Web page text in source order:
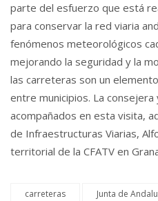
parte del esfuerzo que está
para conservar la red viaria
fenómenos meteorológicos
mejorando la seguridad y la
las carreteras son un
entre municipios. La
acompañados en esta visita,
de Infraestructuras Viarias,
territorial de la CFATV en
carreteras Junta de